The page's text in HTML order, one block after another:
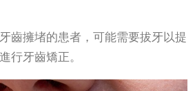
擁堵的患者，可能需要拔牙以提
行牙齒矯正。